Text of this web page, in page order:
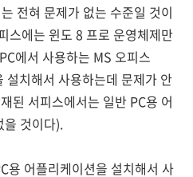
전혀 문제가 없는 수준일 것이
스에는 윈도 8 프로 운영체제만
에서 사용하는 MS 오피스
치해서 사용하는데 문제가 안
된 서피스에서는 일반 PC용 어
을 것이다).
용 어플리케이션을 설치해서 사